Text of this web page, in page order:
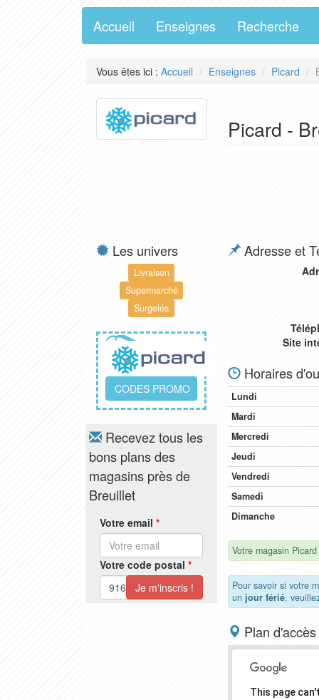
Accueil Enseignes Recherche
Vous êtes ici : Accueil Enseignes Picard
Picard -
Les univers
Livraison
Supermarché
Surgelés
CODES PROMO
Recevez tous les
bons plans des
magasins près de
Breuillet
Votre email *
Votre code postal *
Adresse et
Site
Horaires
Lundi
Mardi
Mercredi
Jeudi
Vendredi
Samedi
Dimanche
Votre magasin
Pour savoir si votre
un jour férié,
Plan d'accès
This page